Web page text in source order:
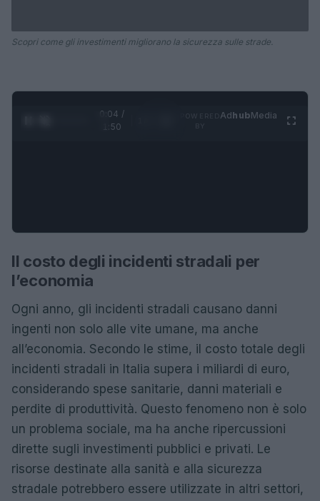
Scopri come gli investimenti migliorano la sicurezza sulle strade.
0:05 /
1:50
AdhubMedia
Il costo degli incidenti stradali per
l’economia
Ogni anno, gli incidenti stradali causano danni
ingenti non solo alle vite umane, ma anche
all’economia. Secondo le stime, il costo totale degli
incidenti stradali in Italia supera i miliardi di euro,
considerando spese sanitarie, danni materiali e
perdite di produttività. Questo fenomeno non è solo
un problema sociale, ma ha anche ripercussioni
dirette sugli investimenti pubblici e privati. Le
risorse destinate alla sanità e alla sicurezza
stradale potrebbero essere utilizzate in altri settori,